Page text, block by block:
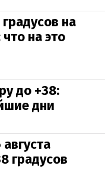
на
на это
до +38:
дни
градусов